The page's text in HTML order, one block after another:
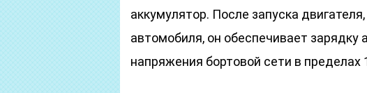
аккумулятор. После запуска
автомобиля, он обеспечивает
напряжения бортовой сети в пределах